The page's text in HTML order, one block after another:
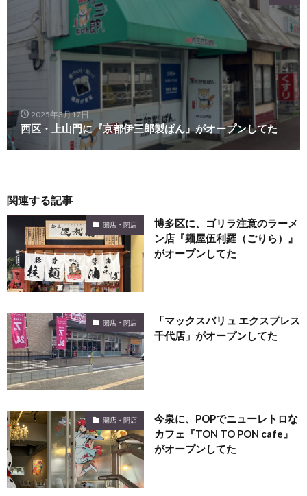
2025年3月17日
西区・上山門に『京都伊三郎製ぱん』がオープンしてた
関連する記事
開店・閉店
博多区に、ゴリラ注意のラーメ
ン店『麺屋伍利羅（ごりら）』
がオープンしてた
開店・閉店
「マックスバリュ エクスプレス
千代店」がオープンしてた
開店・閉店
今泉に、POPでニューレトロな
カフェ『TON TO PON cafe』
がオープンしてた